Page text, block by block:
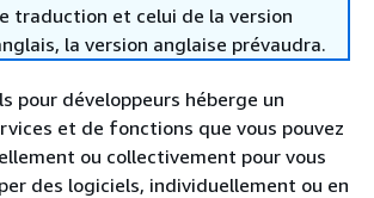
traduction et celui de la version
la version anglaise prévaudra.
pour développeurs héberge un
et de fonctions que vous pouvez
ou collectivement pour vous
des logiciels, individuellement ou en